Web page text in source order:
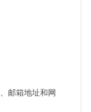
邮箱地址和网